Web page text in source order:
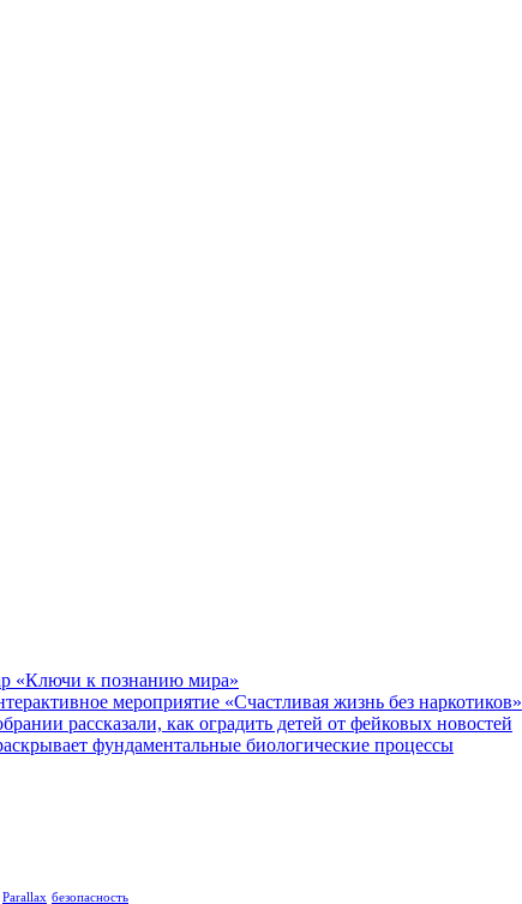
«Ключи к познанию мира»
мероприятие «Счастливая жизнь без наркотиков»
рассказали, как оградить детей от фейковых новостей
фундаментальные биологические процессы
Parallax безопасность